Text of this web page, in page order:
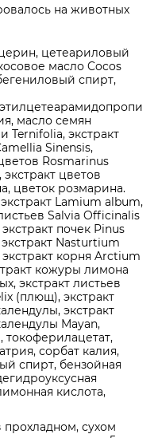
на животных
цетеариловый
масло Cocos
спирт,
масло семян
Ternifolia, экстракт
Sinensis,
Rosmarinus
цветов
цветок розмарина.
Lamium album,
Salvia Officinalis
почек Pinus
Nasturtium
корня Arctium
кожуры лимона
экстракт листьев
(плющ), экстракт
экстракт
Mayan,
токоферилацетат,
сорбат калия,
спирт, бензойная
кислота,
прохладном, сухом